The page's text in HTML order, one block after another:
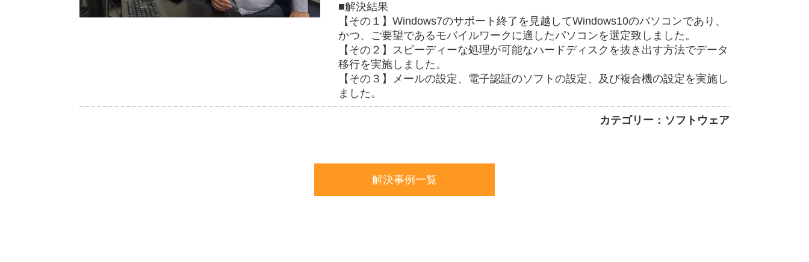
■解決結果
【その１】Windows7のサポート終了を見越してWindows10のパソコンであり、
かつ、ご要望であるモバイルワークに適したパソコンを選定致しました。
【その２】スピーディーな処理が可能なハードディスクを抜き出す方法でデータ
移行を実施しました。
【その３】メールの設定、電子認証のソフトの設定、及び複合機の設定を実施し
ました。
カテゴリー：ソフトウェア
解決事例一覧